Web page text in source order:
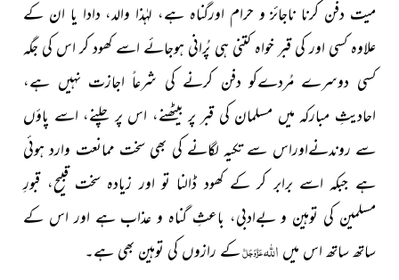
میت دفن کرنا ناجائز و حرام اورگناہ ہے، لہٰذا والد، دادا یا ان کے
علاوہ کسی اور کی قبر خواہ کتنی ہی پُرانی ہوجائے اسے کھود کر اس کی جگہ
کسی دوسرے مُردےکو دفن کرنے کی شرعاً اجازت نہیں ہے،
احادیثِ مبارکہ میں مسلمان کی قبر پر بیٹھنے، اس پر چلنے، اسے پاؤں
سے روندنےاوراس سے تکیہ لگانے کی بھی سخت ممانعت وارد ہوئی
ہے جبکہ اسے برابر کر کے کھود ڈالنا تو اور زیادہ سخت قبیح، قبورِ
مسلمین کی توہین و بےادبی، باعثِ گناہ و عذاب ہے اور اس کے
ساتھ ساتھ اس میں اللہعَزَّوَجَلَّکے رازوں کی توہین بھی ہے۔